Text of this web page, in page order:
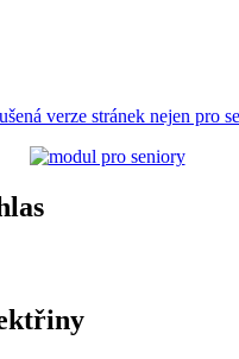
verze stránek nejen pro